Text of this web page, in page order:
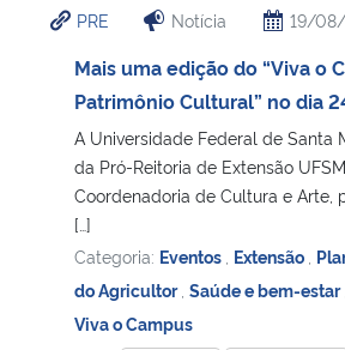
Ministério da Cidadania
Ministério de Minas e Energia
Ministério da Ciência, Tecnologia, Inovações e
Ministério do Meio Ambiente
Ministério do Turismo
PRE Notícia 19/
Mais uma edição do “Viva o
Patrimônio Cultural” no dia
A Universidade Federal de Santa
da Pró-Reitoria de Extensão
Coordenadoria de Cultura e Arte,
[…]
Categoria: Eventos Extensão
do Agricultor Saúde e bem-estar
Viva o Campus